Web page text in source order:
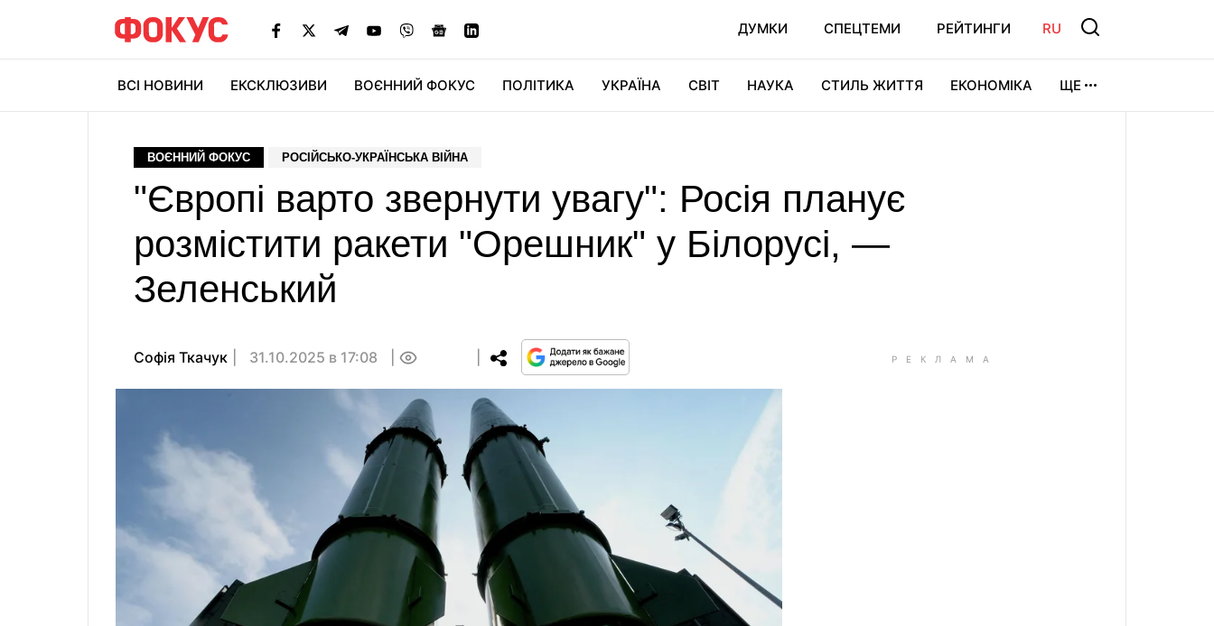
ДУМКИ СПЕЦТЕМИ РЕЙТИНГИ RU
ВСІ НОВИНИ ЕКСКЛЮЗИВИ ВОЄННИЙ ФОКУС ПОЛІТИКА УКРАЇНА СВІТ НАУКА СТИЛЬ ЖИТТЯ ЕКОНОМІКА ЩЕ
ВОЄННИЙ ФОКУС РОСІЙСЬКО-УКРАЇНСЬКА ВІЙНА
"Європі варто звернути увагу": Росія планує
розмістити ракети "Орешник" у Білорусі, —
Зеленський
Софія Ткачук 31.10.2025 в 17:08